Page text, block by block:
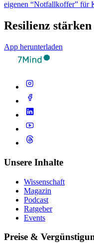
eigenen “Notfallkoffer” für
Resilienz
App herunterladen
Unsere Inhalte
Wissenschaft
Magazin
Podcast
Ratgeber
Events
Preise &